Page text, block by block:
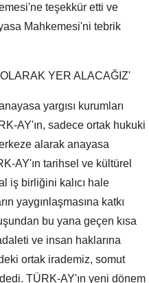
teşekkür etti ve
Mahkemesi'ni tebrik
YER ALACAĞIZ'
yargısı kurumları
AY'ın, sadece ortak hukuki
alarak anayasa
AY'ın tarihsel ve kültürel
iş birliğini kalıcı hale
yaygınlaşmasına katkı
bu yana geçen kısa
ve insan haklarına
ortak irademiz, somut
TÜRK-AY'ın yeni dönem